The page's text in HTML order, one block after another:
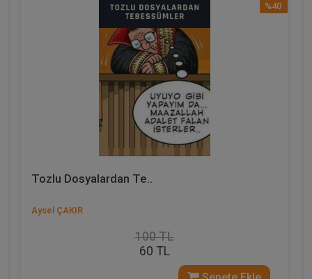
%40
Tozlu Dosyalardan Te..
Aysel ÇAKIR
100 TL
60 TL